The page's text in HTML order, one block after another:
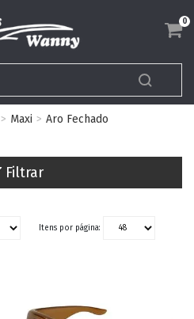
0
Maxi
Aro Fechado
Filtrar
Itens por página: